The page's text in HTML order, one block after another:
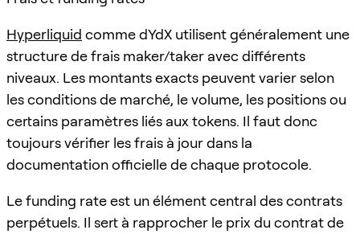
Hyperliquid comme dYdX utilisent généralement une
structure de frais maker/taker avec différents
niveaux. Les montants exacts peuvent varier selon
les conditions de marché, le volume, les positions ou
certains paramètres liés aux tokens. Il faut donc
toujours vérifier les frais à jour dans la
documentation officielle de chaque protocole.
Le funding rate est un élément central des contrats
perpétuels. Il sert à rapprocher le prix du contrat de